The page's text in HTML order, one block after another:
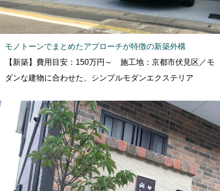
モノトーンでまとめたアプローチが特徴の新築外構
【新築】費用目安：150万円～ 施工地：京都市伏見区／モ
ダンな建物に合わせた、シンプルモダンエクステリア